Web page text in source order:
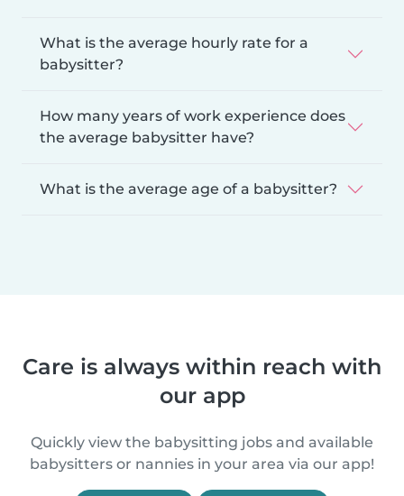
What is the average hourly rate for a
babysitter?
How many years of work experience does
the average babysitter have?
What is the average age of a babysitter?
Care is always within reach with
our app
Quickly view the babysitting jobs and available
babysitters or nannies in your area via our app!